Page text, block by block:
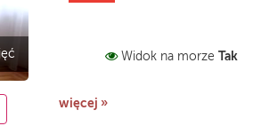
Widok na morzeTak
więcej »